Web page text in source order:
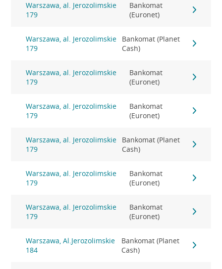
Warszawa, al. Jerozolimskie
179
Bankomat
(Euronet)
Warszawa, al. Jerozolimskie
179
Bankomat (Planet
Cash)
Warszawa, al. Jerozolimskie
179
Bankomat
(Euronet)
Warszawa, al. Jerozolimskie
179
Bankomat
(Euronet)
Warszawa, al. Jerozolimskie
179
Bankomat (Planet
Cash)
Warszawa, al. Jerozolimskie
179
Bankomat
(Euronet)
Warszawa, al. Jerozolimskie
179
Bankomat
(Euronet)
Warszawa, Al.Jerozolimskie
184
Bankomat (Planet
Cash)